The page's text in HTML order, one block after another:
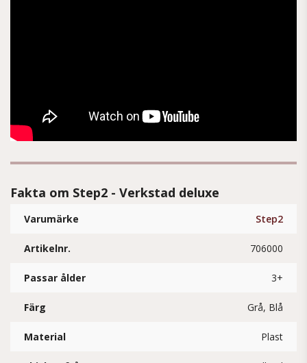
Fakta om Step2 - Verkstad deluxe
Varumärke Step2
Artikelnr. 706000
Passar ålder 3+
Färg Grå, Blå
Material Plast